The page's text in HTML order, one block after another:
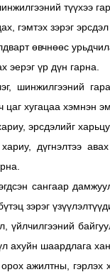
түүхээ
гэмтэх зэрэг
өвчнөөс
эерэг үр дүн гарна.
шинжилгээний
цаг хугацаа хэмнэн
эрсдэлийг
дүгнэлтээ
сангаар
зэрэг
үйлчилгээний
ахуйн шаардлага
ажилтны, гэрлэх